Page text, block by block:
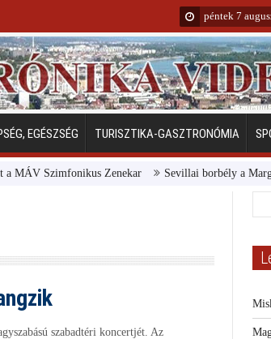
péntek 7
EGÉSZSÉG TURISZTIKA-GASZTRONÓMIA
Szimfonikus Zenekar Sevillai borbély a
szabadtéri koncertjét. Az